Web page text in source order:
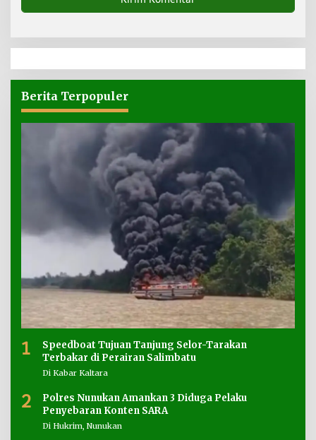
Berita Terpopuler
1
Speedboat Tujuan Tanjung Selor-Tarakan
Terbakar di Perairan Salimbatu
Di Kabar Kaltara
2
Polres Nunukan Amankan 3 Diduga Pelaku
Penyebaran Konten SARA
Di Hukrim, Nunukan